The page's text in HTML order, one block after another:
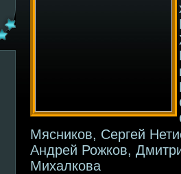
Мясников, Сергей
Андрей Рожков,
Михалкова